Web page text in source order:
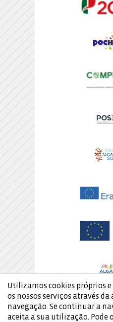
Utilizamos cookies próprios
os nossos serviços através
navegação. Se continuar a
aceita a sua utilização. Pode